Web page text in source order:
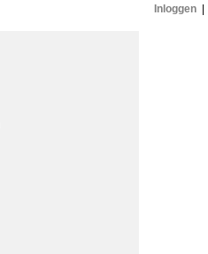
Inloggen